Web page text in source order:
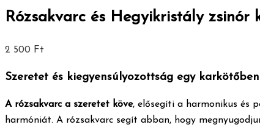
Rózsakvarc és Hegyikristály zsinór
2 500 Ft
Szeretet és kiegyensúlyozottság egy
A rózsakvarc a szeretet köve, elősegíti a harmonikus és
harmóniát. A rózsakvarc segít abban, hogy